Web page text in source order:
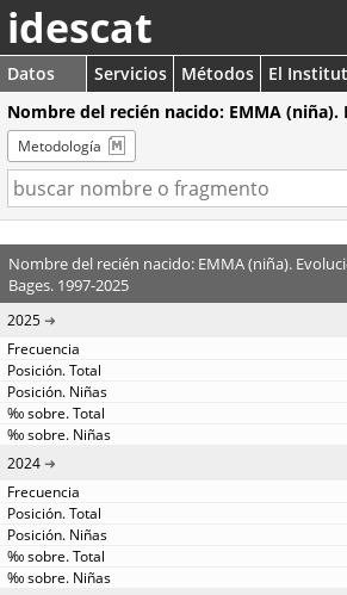
idescat
Datos Servicios Métodos
El
Nombre del recién nacido: EMMA (niña).
Metodología
Nombre del recién nacido: EMMA (niña).
Bages. 1997-2025
2025
2024